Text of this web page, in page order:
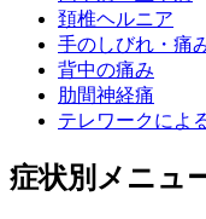
頚椎ヘルニア
手のしびれ・痛
背中の痛み
肋間神経痛
テレワークによ
症状別メニュ